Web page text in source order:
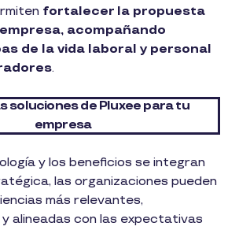
fortalecer la propuesta
acompañando
de la vida laboral y personal
.
soluciones de Pluxee para tu
empresa
y los beneficios se integran
las organizaciones pueden
más relevantes,
alineadas con las expectativas